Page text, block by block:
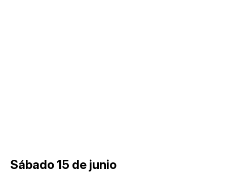
Sábado 15 de junio